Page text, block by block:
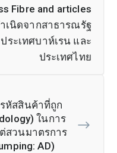
Fibre and articles
เนิดจากสาธารณรัฐ
ระเทศบาห์เรน และ
ประเทศไทย
หัสสินค้าที่ถูก
ในการ
สวนมาตรการ
AD)